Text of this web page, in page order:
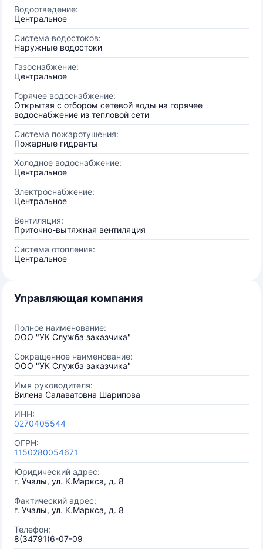
Водоотведение:
Центральное
Система водостоков:
Наружные водостоки
Газоснабжение:
Центральное
Горячее водоснабжение:
Открытая с отбором сетевой воды на горячее
водоснабжение из тепловой сети
Система пожаротушения:
Пожарные гидранты
Холодное водоснабжение:
Центральное
Электроснабжение:
Центральное
Вентиляция:
Приточно-вытяжная вентиляция
Система отопления:
Центральное
Управляющая компания
Полное наименование:
ООО "УК Служба заказчика"
Сокращенное наименование:
ООО "УК Служба заказчика"
Имя руководителя:
Вилена Салаватовна Шарипова
ИНН:
0270405544
ОГРН:
1150280054671
Юридический адрес:
г. Учалы, ул. К.Маркса, д. 8
Фактический адрес:
г. Учалы, ул. К.Маркса, д. 8
Телефон:
8(34791)6-07-09